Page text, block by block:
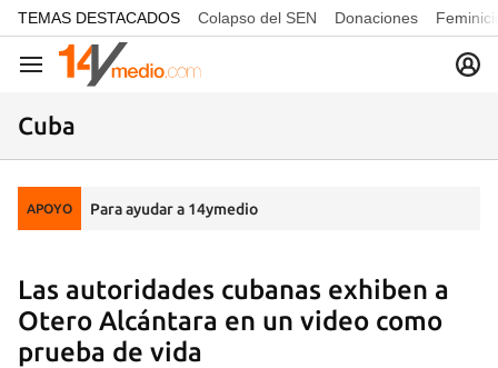
common.go-to-content
TEMAS DESTACADOS Colapso del SEN Donaciones
Navegación
Cuba
APOYO Para ayudar a 14ymedio
Las autoridades cubanas exhiben a
Otero Alcántara en un video como
prueba de vida